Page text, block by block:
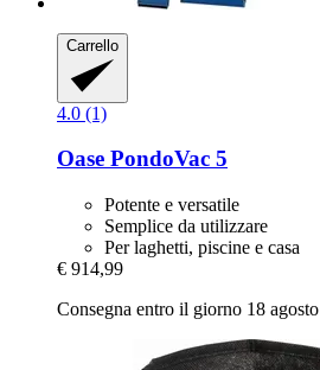
Carrello
4.0 (1)
Oase PondoVac 5
Potente e versatile
Semplice da utilizzare
Per laghetti, piscine e casa
€ 914,99
Consegna entro il giorno 18 agosto